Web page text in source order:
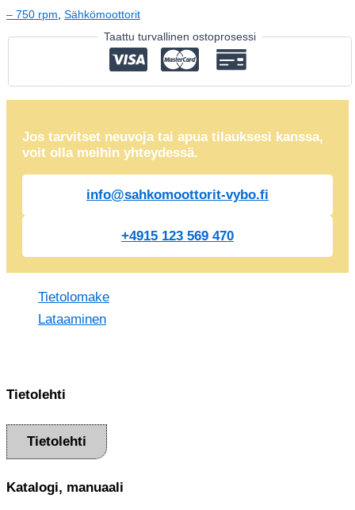
– 750 rpm Sähkömoottorit
Taattu turvallinen ostoprosessi
Jos tarvitset neuvoja tai apua tilauksesi kanssa,
voit olla meihin yhteydessä.
info@sahkomoottorit-vybo.fi
+4915 123 569 470
Tietolomake
Lataaminen
Tietolehti
Tietolehti
Katalogi, manuaali